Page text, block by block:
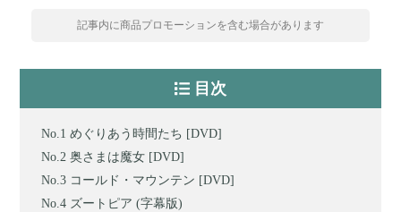
記事内に商品プロモーションを含む場合があります
目次
めぐりあう時間たち [DVD]
奥さまは魔女 [DVD]
コールド・マウンテン [DVD]
ズートピア (字幕版)